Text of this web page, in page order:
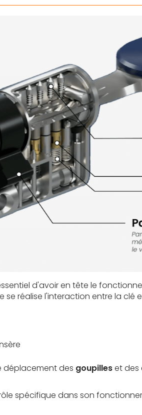
d'avoir en tête le
réalise l'interaction entre la clé
déplacement des goupilleset des
spécifique dans son